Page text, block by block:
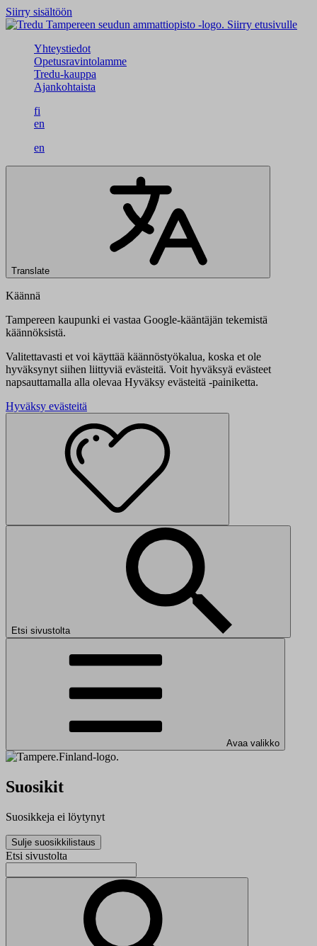
Siirry sisältöön
Siirry etusivulle
Yhteystiedot
Opetusravintolamme
Tredu-kauppa
Ajankohtaista
fi
en
en
Translate
Käännä
Tampereen kaupunki ei vastaa Google-kääntäjän tekemistä
käännöksistä.
Valitettavasti et voi käyttää käännöstyökalua, koska et ole
hyväksynyt siihen liittyviä evästeitä. Voit hyväksyä evästeet
napsauttamalla alla olevaa Hyväksy evästeitä -painiketta.
Hyväksy evästeitä
Etsi sivustolta
Avaa valikko
Suosikit
Suosikkeja ei löytynyt
Sulje suosikkilistaus
Etsi sivustolta